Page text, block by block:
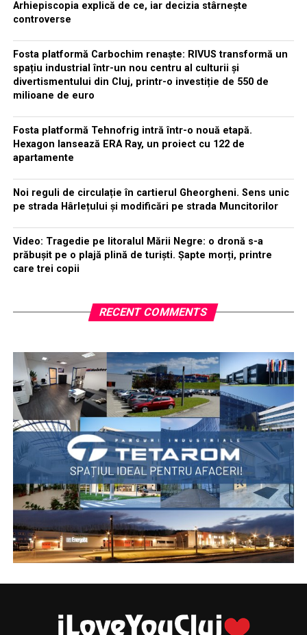
Arhiepiscopia explică de ce, iar decizia stârnește
controverse
Fosta platformă Carbochim renaște: RIVUS transformă un
spațiu industrial într-un nou centru al culturii și
divertismentului din Cluj, printr-o investiție de 550 de
milioane de euro
Fosta platformă Tehnofrig intră într-o nouă etapă.
Hexagon lansează ERA Ray, un proiect cu 122 de
apartamente
Noi reguli de circulație în cartierul Gheorgheni. Sens unic
pe strada Hârlețului și modificări pe strada Muncitorilor
Video: Tragedie pe litoralul Mării Negre: o dronă s-a
prăbușit pe o plajă plină de turiști. Șapte morți, printre
care trei copii
RECENT COMMENTS